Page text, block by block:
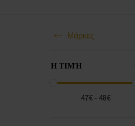
Μάρκες
Η ΤΙΜΉ
47€ - 48€